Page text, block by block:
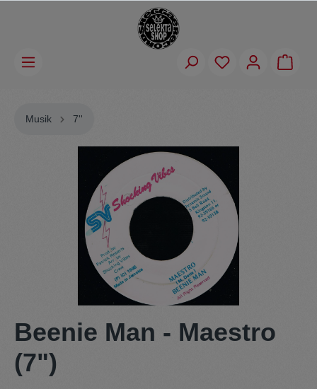
Musik 7''
Beenie Man - Maestro
(7")